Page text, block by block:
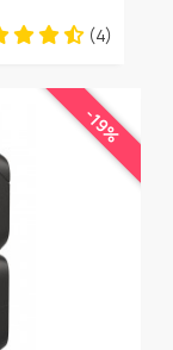
(4)
-19%